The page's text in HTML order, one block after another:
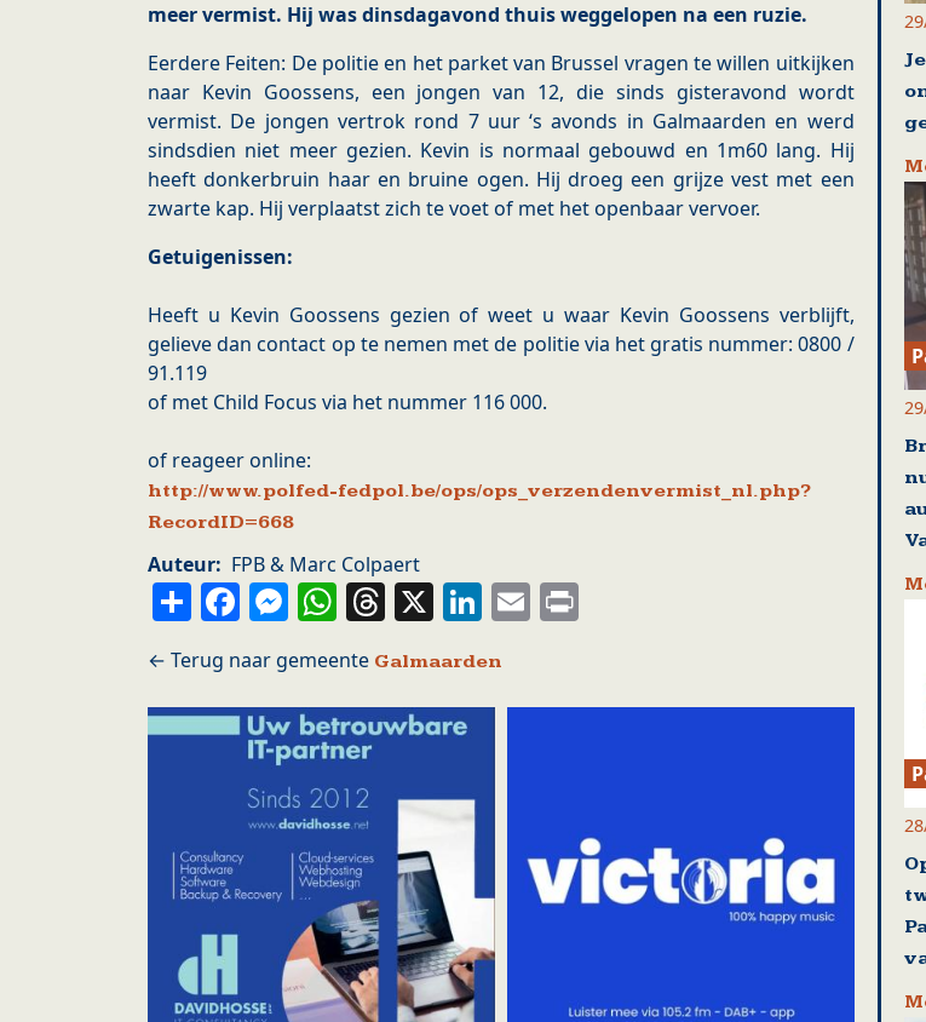
meer vermist. Hij was dinsdagavond thuis weggelopen na een ruzie.
Eerdere Feiten: De politie en het parket van Brussel vragen te willen uitkijken
naar Kevin Goossens, een jongen van 12, die sinds gisteravond wordt
vermist. De jongen vertrok rond 7 uur ‘s avonds in Galmaarden en werd
sindsdien niet meer gezien. Kevin is normaal gebouwd en 1m60 lang. Hij
heeft donkerbruin haar en bruine ogen. Hij droeg een grijze vest met een
zwarte kap. Hij verplaatst zich te voet of met het openbaar vervoer.
Getuigenissen:
Heeft u Kevin Goossens gezien of weet u waar Kevin Goossens verblijft,
gelieve dan contact op te nemen met de politie via het gratis nummer: 0800 /
91.119
of met Child Focus via het nummer 116 000.
of reageer online:
http://www.polfed-fedpol.be/ops/ops_verzendenvermist_nl.php?
RecordID=668
Auteur FPB & Marc Colpaert
ShareFacebook
Messenger
WhatsApp
Threads
X LinkedIn
Email
Galmaarden